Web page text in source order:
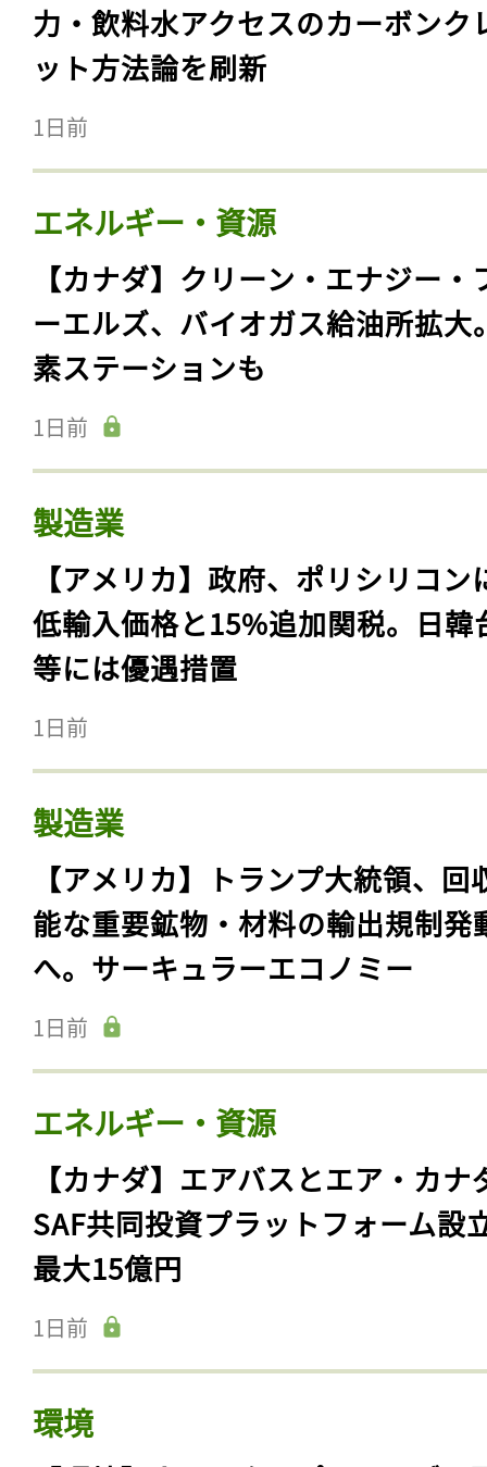
力・飲料水アクセスのカーボンク
ット方法論を刷新
1日前
エネルギー・資源
【カナダ】クリーン・エナジー・
ーエルズ、バイオガス給油所拡大
素ステーションも
1日前
製造業
【アメリカ】政府、ポリシリコン
低輸入価格と15%追加関税。日韓
等には優遇措置
1日前
製造業
【アメリカ】トランプ大統領、回
能な重要鉱物・材料の輸出規制発
へ。サーキュラーエコノミー
1日前
エネルギー・資源
【カナダ】エアバスとエア・カナ
SAF共同投資プラットフォーム設
最大15億円
1日前
環境